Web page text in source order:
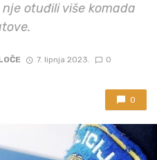
otuđili više komada
7. lipnja 2023. 0
0